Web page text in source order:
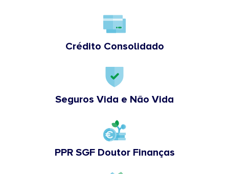
Crédito Consolidado
Seguros Vida e Não Vida
PPR SGF Doutor Finanças